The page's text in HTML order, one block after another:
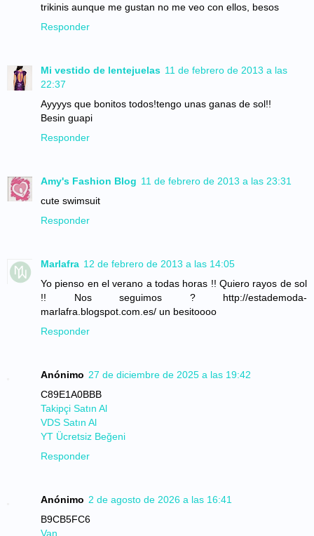
trikinis aunque me gustan no me veo con ellos, besos
Responder
Mi vestido de lentejuelas 11 de febrero de 2013 a las
22:37
Ayyyys que bonitos todos!tengo unas ganas de sol!!
Besin guapi
Responder
Amy's Fashion Blog 11 de febrero de 2013 a las 23:31
cute swimsuit
Responder
Marlafra 12 de febrero de 2013 a las 14:05
Yo pienso en el verano a todas horas !! Quiero rayos de sol
!! Nos seguimos ? http://estademoda-
marlafra.blogspot.com.es/ un besitoooo
Responder
Anónimo 27 de diciembre de 2025 a las 19:42
C89E1A0BBB
Takipçi Satın Al
VDS Satın Al
YT Ücretsiz Beğeni
Responder
Anónimo 2 de agosto de 2026 a las 16:41
B9CB5FC6
Van